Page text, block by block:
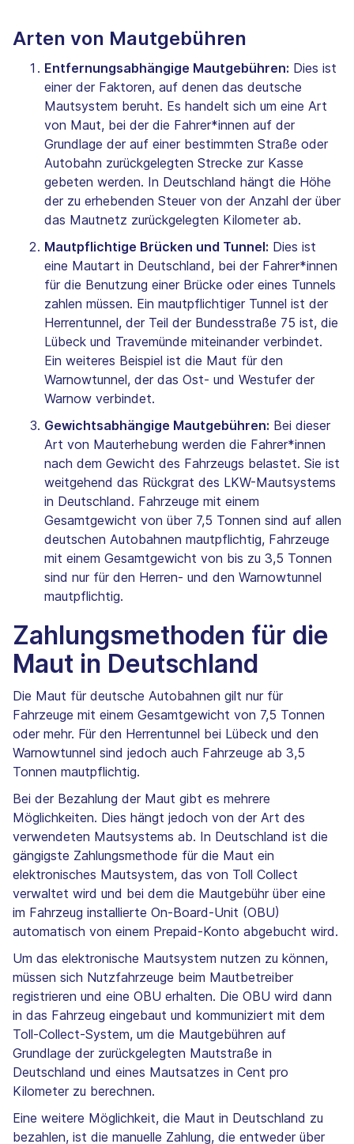
Arten von Mautgebühren
Entfernungsabhängige Mautgebühren: Dies ist
einer der Faktoren, auf denen das deutsche
Mautsystem beruht. Es handelt sich um eine Art
von Maut, bei der die Fahrer*innen auf der
Grundlage der auf einer bestimmten Straße oder
Autobahn zurückgelegten Strecke zur Kasse
gebeten werden. In Deutschland hängt die Höhe
der zu erhebenden Steuer von der Anzahl der über
das Mautnetz zurückgelegten Kilometer ab.
Mautpflichtige Brücken und Tunnel: Dies ist
eine Mautart in Deutschland, bei der Fahrer*innen
für die Benutzung einer Brücke oder eines Tunnels
zahlen müssen. Ein mautpflichtiger Tunnel ist der
Herrentunnel, der Teil der Bundesstraße 75 ist, die
Lübeck und Travemünde miteinander verbindet.
Ein weiteres Beispiel ist die Maut für den
Warnowtunnel, der das Ost- und Westufer der
Warnow verbindet.
Gewichtsabhängige Mautgebühren: Bei dieser
Art von Mauterhebung werden die Fahrer*innen
nach dem Gewicht des Fahrzeugs belastet. Sie ist
weitgehend das Rückgrat des LKW-Mautsystems
in Deutschland. Fahrzeuge mit einem
Gesamtgewicht von über 7,5 Tonnen sind auf allen
deutschen Autobahnen mautpflichtig, Fahrzeuge
mit einem Gesamtgewicht von bis zu 3,5 Tonnen
sind nur für den Herren- und den Warnowtunnel
mautpflichtig.
Zahlungsmethoden für die
Maut in Deutschland
Die Maut für deutsche Autobahnen gilt nur für
Fahrzeuge mit einem Gesamtgewicht von 7,5 Tonnen
oder mehr. Für den Herrentunnel bei Lübeck und den
Warnowtunnel sind jedoch auch Fahrzeuge ab 3,5
Tonnen mautpflichtig.
Bei der Bezahlung der Maut gibt es mehrere
Möglichkeiten. Dies hängt jedoch von der Art des
verwendeten Mautsystems ab. In Deutschland ist die
gängigste Zahlungsmethode für die Maut ein
elektronisches Mautsystem, das von Toll Collect
verwaltet wird und bei dem die Mautgebühr über eine
im Fahrzeug installierte On-Board-Unit (OBU)
automatisch von einem Prepaid-Konto abgebucht wird.
Um das elektronische Mautsystem nutzen zu können,
müssen sich Nutzfahrzeuge beim Mautbetreiber
registrieren und eine OBU erhalten. Die OBU wird dann
in das Fahrzeug eingebaut und kommuniziert mit dem
Toll-Collect-System, um die Mautgebühren auf
Grundlage der zurückgelegten Mautstraße in
Deutschland und eines Mautsatzes in Cent pro
Kilometer zu berechnen.
Eine weitere Möglichkeit, die Maut in Deutschland zu
bezahlen, ist die manuelle Zahlung, die entweder über